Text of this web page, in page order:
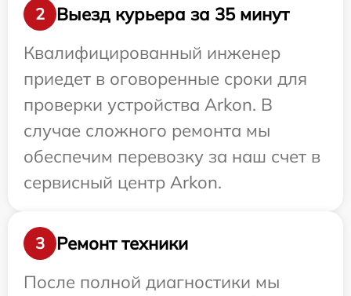
2
Выезд курьера за 35 минут
Квалифицированный инженер
приедет в оговоренные сроки для
проверки устройства Arkon. В
случае сложного ремонта мы
обеспечим перевозку за наш счет в
сервисный центр Arkon.
3
Ремонт техники
После полной диагностики мы